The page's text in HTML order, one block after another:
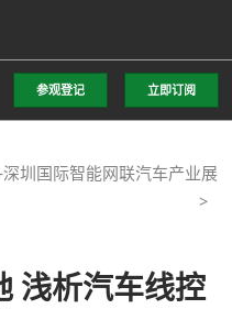
参观登记 立即订阅
圳国际智能网联汽车产业展
浅析汽车线控